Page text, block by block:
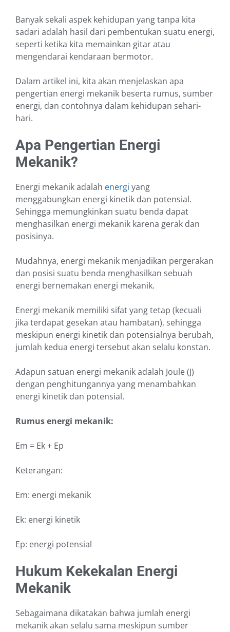
Banyak sekali aspek kehidupan yang tanpa kita
sadari adalah hasil dari pembentukan suatu energi,
seperti ketika kita memainkan gitar atau
mengendarai kendaraan bermotor.
Dalam artikel ini, kita akan menjelaskan apa
pengertian energi mekanik beserta rumus, sumber
energi, dan contohnya dalam kehidupan sehari-
hari.
Apa Pengertian Energi
Mekanik?
Energi mekanik adalah energi yang
menggabungkan energi kinetik dan potensial.
Sehingga memungkinkan suatu benda dapat
menghasilkan energi mekanik karena gerak dan
posisinya.
Mudahnya, energi mekanik menjadikan pergerakan
dan posisi suatu benda menghasilkan sebuah
energi bernemakan energi mekanik.
Energi mekanik memiliki sifat yang tetap (kecuali
jika terdapat gesekan atau hambatan), sehingga
meskipun energi kinetik dan potensialnya berubah,
jumlah kedua energi tersebut akan selalu konstan.
Adapun satuan energi mekanik adalah Joule (J)
dengan penghitungannya yang menambahkan
energi kinetik dan potensial.
Rumus energi mekanik:
Em = Ek + Ep
Keterangan:
Em: energi mekanik
Ek: energi kinetik
Ep: energi potensial
Hukum Kekekalan Energi
Mekanik
Sebagaimana dikatakan bahwa jumlah energi
mekanik akan selalu sama meskipun sumber